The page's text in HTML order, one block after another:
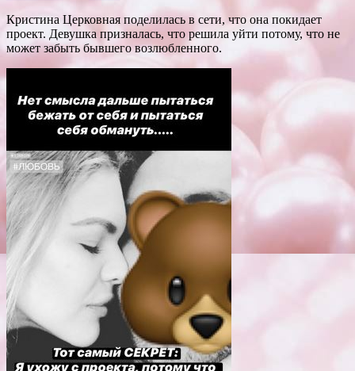
Кристина Церковная поделилась в сети, что она покидает
проект. Девушка призналась, что решила уйти потому, что не
может забыть бывшеговозлюбленного.